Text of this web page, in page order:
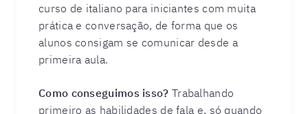
curso de italiano para iniciantes com muita
prática e conversação, de forma que os
alunos consigam se comunicar desde a
primeira aula.
Como conseguimos isso? Trabalhando
primeiro as habilidades de fala e, só quando